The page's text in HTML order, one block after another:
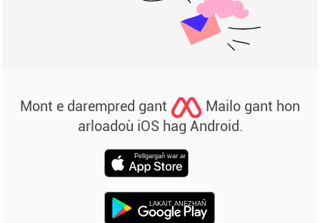
Mont e darempred gant
Mailo gant hon
arloadoù iOS hag Android.
Pellgargañ war ar
LAKAIT ANEZHAÑ